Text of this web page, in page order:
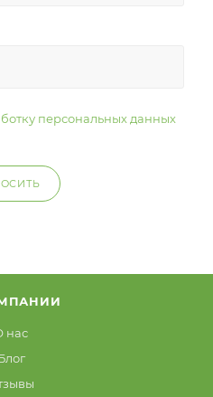
персональных данных
нас